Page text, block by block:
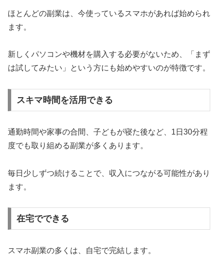
ほとんどの副業は、今使っているスマホがあれば始められ
ます。
新しくパソコンや機材を購入する必要がないため、「まず
は試してみたい」という方にも始めやすいのが特徴です。
スキマ時間を活用できる
通勤時間や家事の合間、子どもが寝た後など、1日30分程
度でも取り組める副業が多くあります。
毎日少しずつ続けることで、収入につながる可能性があり
ます。
在宅でできる
スマホ副業の多くは、自宅で完結します。